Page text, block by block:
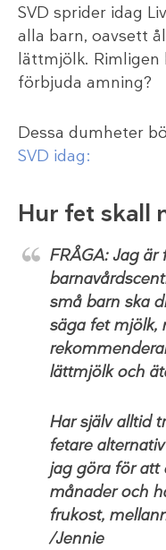
SVD sprider idag
alla barn, oavsett
lättmjölk.
förbjuda amning?
Dessa dumheter
SVD idag:
Hur fet skall
FRÅGA: Jag är
små barn ska
säga fet mjölk,
lättmjölk och
Har själv alltid
fetare
jag göra för att
månader och
frukost,
/Jennie